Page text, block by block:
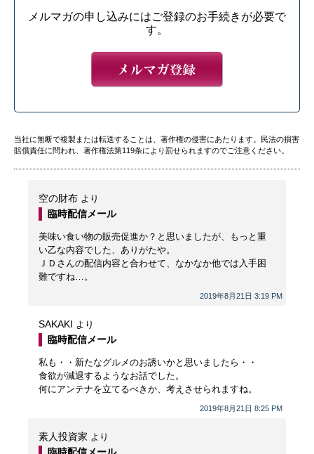
メルマガの申し込みにはご登録のお手続きが必要で
す。
当社に無断で複製または転送することは、著作権の侵害にあたります。民法の損害
賠償責任に問われ、著作権法第119条により罰せられますのでご注意ください。
空の財布 より
2019年8月21日 3:19 PM
臨時配信メール
美味い食い物の販売促進か？と思いましたが、もっと重
い乙な内容でした、ありがたや。
ＪＤさんの配信内容と合わせて、なかなか他では入手困
難ですね…。
SAKAKI より
2019年8月21日 8:25 PM
臨時配信メール
私も・・新たなグルメのお誘いかと思いましたら・・
食欲が減退するようなお話でした。
何にアンテナを立てるべきか、考えさせられますね。
素人投資家 より